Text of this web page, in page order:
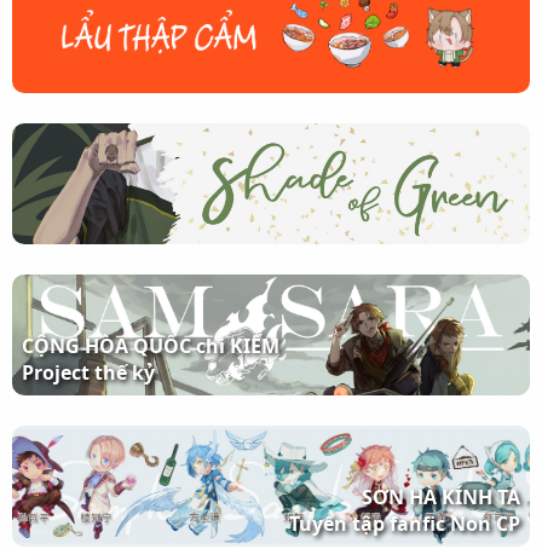
CỘNG HÒA QUỐC chi KIẾM
Project thế kỷ
SƠN HÀ KÍNH TA
Tuyển tập fanfic Non CP